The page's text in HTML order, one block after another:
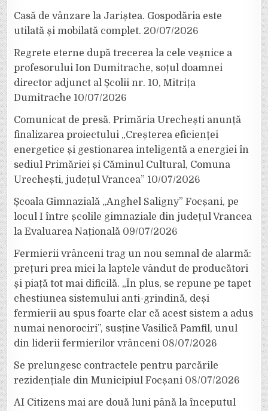
Casă de vânzare la Jariștea. Gospodăria este
utilată și mobilată complet. 20/07/2026
Regrete eterne după trecerea la cele veșnice a
profesorului Ion Dumitrache, soțul doamnei
director adjunct al Școlii nr. 10, Mitrița
Dumitrache 10/07/2026
Comunicat de presă. Primăria Urechești anunță
finalizarea proiectului „Creșterea eficienței
energetice și gestionarea inteligentă a energiei în
sediul Primăriei și Căminul Cultural, Comuna
Urechești, județul Vrancea” 10/07/2026
Școala Gimnazială „Anghel Saligny” Focșani, pe
locul I între școlile gimnaziale din județul Vrancea
la Evaluarea Națională 09/07/2026
Fermierii vrânceni trag un nou semnal de alarmă:
prețuri prea mici la laptele vândut de producători
și piață tot mai dificilă. „În plus, se repune pe tapet
chestiunea sistemului anti-grindină, deși
fermierii au spus foarte clar că acest sistem a adus
numai nenorociri”, susține Vasilică Pamfil, unul
din liderii fermierilor vrânceni 08/07/2026
Se prelungesc contractele pentru parcările
rezidențiale din Municipiul Focșani 08/07/2026
AI Citizens mai are două luni până la începutul